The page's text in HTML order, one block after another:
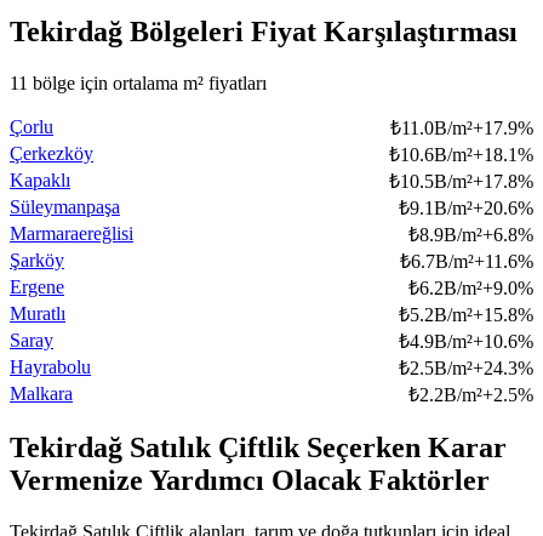
Tekirdağ Bölgeleri Fiyat Karşılaştırması
11 bölge için ortalama m² fiyatları
Çorlu ₺11.0B/m²+17.9%
Çerkezköy
₺10.6B/m²+18.1%
Kapaklı
₺10.5B/m²+17.8%
Süleymanpaşa
₺9.1B/m²+20.6%
Marmaraereğlisi
₺8.9B/m²+6.8%
Şarköy
₺6.7B/m²+11.6%
Ergene
₺6.2B/m²+9.0%
Muratlı
₺5.2B/m²+15.8%
Saray
₺4.9B/m²+10.6%
Hayrabolu
₺2.5B/m²+24.3%
Malkara
₺2.2B/m²+2.5%
Tekirdağ Satılık Çiftlik Seçerken Karar
Vermenize Yardımcı Olacak Faktörler
Tekirdağ Satılık Çiftlik alanları, tarım ve doğa tutkunları için ideal